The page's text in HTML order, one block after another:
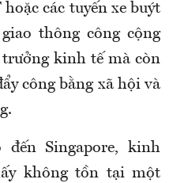
các tuyến xe buýt
thông công cộng
kinh tế mà còn
công bằng xã hội và
Singapore, kinh
không tồn tại một